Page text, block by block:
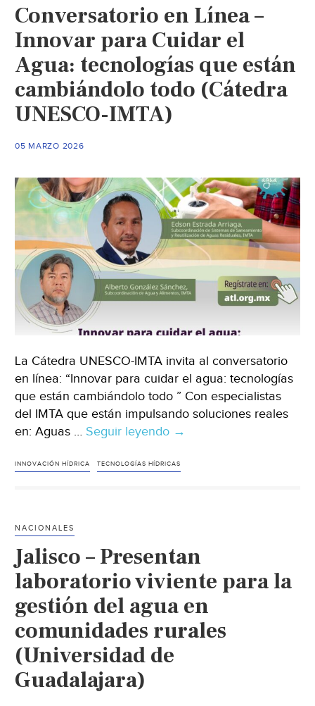
mar
por
menos
Conversatorio en Línea –
Innovar para Cuidar el
Agua: tecnologías que están
cambiándolo todo (Cátedra
UNESCO-IMTA)
05 MARZO 2026
La Cátedra UNESCO-IMTA invita al conversatorio
en línea: “Innovar para cuidar el agua: tecnologías
que están cambiándolo todo ” Con especialistas
del IMTA que están impulsando soluciones reales
en: Aguas … Seguir leyendo Conversatorio
Línea
el
Agua:
tecnologías
que
están
todo
→
INNOVACIÓN HÍDRICA TECNOLOGÍAS HÍDRICAS
NACIONALES
Jalisco – Presentan
laboratorio viviente para la
gestión del agua en
comunidades rurales
(Universidad de
Guadalajara)